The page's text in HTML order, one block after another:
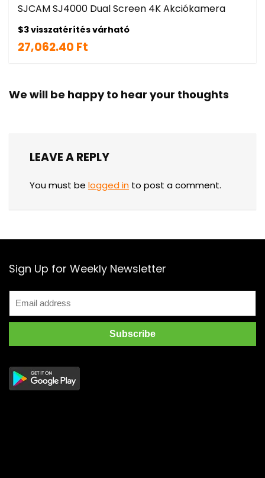
SJCAM SJ4000 Dual Screen 4K Akciókamera
$3 visszatérítés várható
27,062.40 Ft
We will be happy to hear your thoughts
LEAVE A REPLY
You must be logged in to post a comment.
Sign Up for Weekly Newsletter